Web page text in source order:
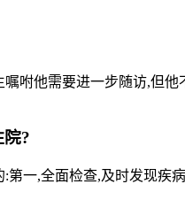
咐他需要进一步随访,但
?
一,全面检查,及时发现疾